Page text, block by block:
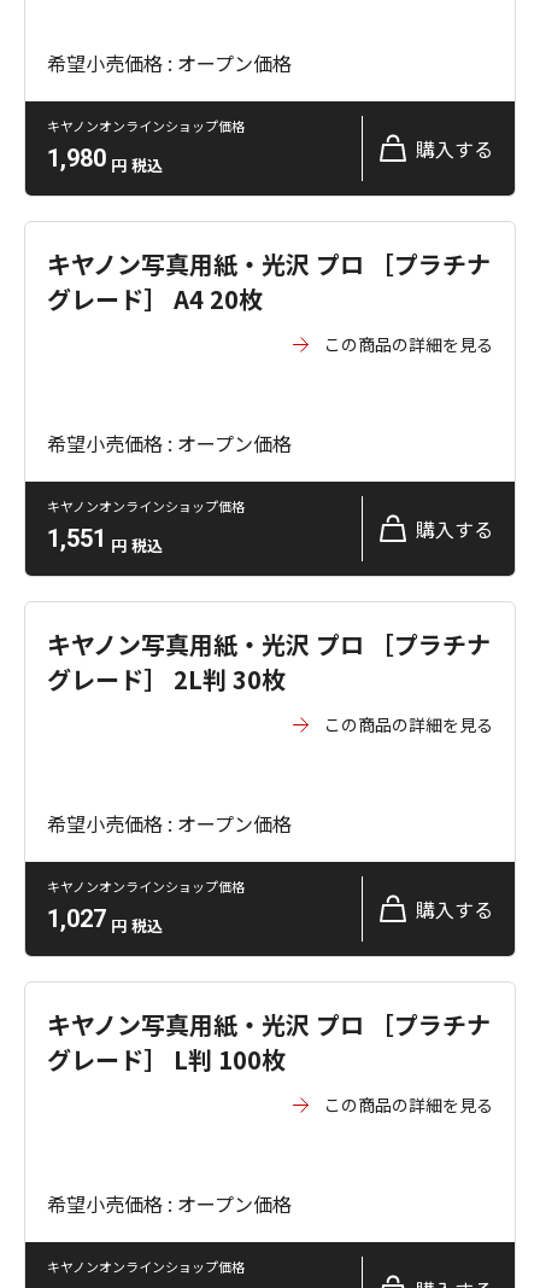
希望小売価格 : オープン価格
キヤノンオンラインショップ価格
1,980 円 税込
購入する
キヤノン写真用紙・光沢 プロ ［プラチナ
グレード］ A4 20枚
この商品の詳細を見る
希望小売価格 : オープン価格
キヤノンオンラインショップ価格
1,551 円 税込
購入する
キヤノン写真用紙・光沢 プロ ［プラチナ
グレード］ 2L判 30枚
この商品の詳細を見る
希望小売価格 : オープン価格
キヤノンオンラインショップ価格
1,027 円 税込
購入する
キヤノン写真用紙・光沢 プロ ［プラチナ
グレード］ L判 100枚
この商品の詳細を見る
希望小売価格 : オープン価格
キヤノンオンラインショップ価格